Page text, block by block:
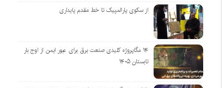
از سکوی پارالمپیک تا خط مقدم پایداری
۱۴ مگاپروژه‌ کلیدی صنعت برق برای عبور ایمن از اوج بار
تابستان ۱۴۰۵